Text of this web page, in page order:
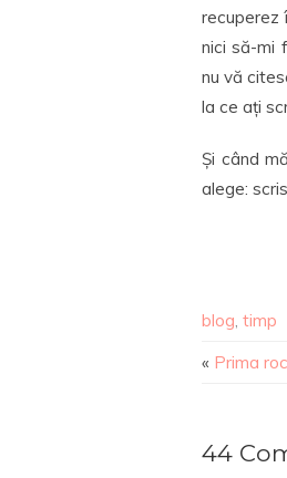
recuperez
nici să-mi
nu vă
la ce ați
Și când
alege:
blog, timp
« Prima
44